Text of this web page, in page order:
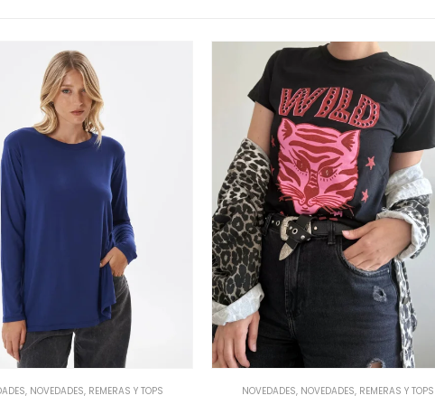
, NOVEDADES, REMERAS Y TOPS NOVEDADES, NOVEDADES, REMERAS Y TOPS